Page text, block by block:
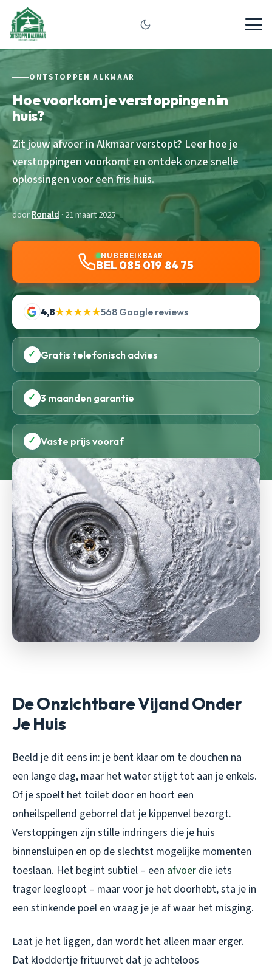
ONTSTOPPEN ALKMAAR
Hoe voorkom je verstoppingen in
huis?
Zit jouw afvoer in Alkmaar verstopt? Leer hoe je
verstoppingen voorkomt en ontdek onze snelle
oplossingen voor een fris huis.
doorRonald · 21 maart 2025
NU BEREIKBAAR
BEL 085 019 84 75
4,8★★★★★568 Google reviews
✓ Gratis telefonisch advies
✓ 3 maanden garantie
✓ Vaste prijs vooraf
De Onzichtbare Vijand Onder
Je Huis
Beeld je dit eens in: je bent klaar om te douchen na
een lange dag, maar het water stijgt tot aan je enkels.
Of je spoelt het toilet door en hoort een
onheilspellend geborrel dat je kippenvel bezorgt.
Verstoppingen zijn stille indringers die je huis
binnensluipen en op de slechtst mogelijke momenten
toeslaan. Het begint subtiel – een afvoer die iets
trager leegloopt – maar voor je het doorhebt, sta je in
een stinkende poel en vraag je je af waar het misging.
Laat je het liggen, dan wordt het alleen maar erger.
Dat kloddertje frituurvet dat je achteloos